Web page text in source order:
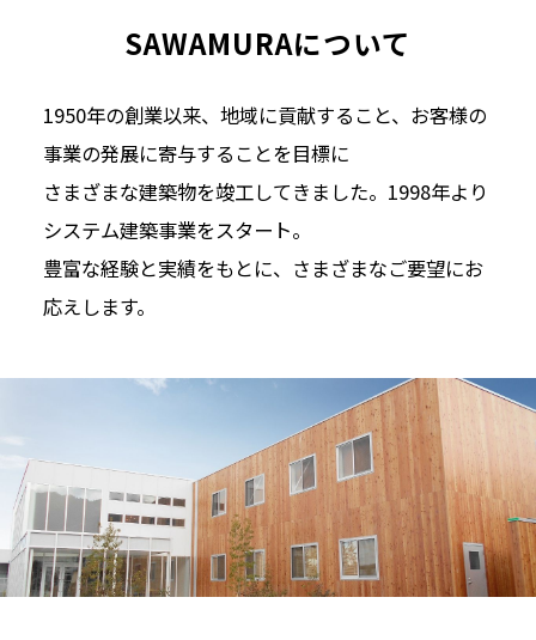
SAWAMURAについて
1950年の創業以来、地域に貢献すること、お客様の
事業の発展に寄与することを目標に
さまざまな建築物を竣工してきました。1998年より
システム建築事業をスタート。
豊富な経験と実績をもとに、さまざまなご要望にお
応えします。